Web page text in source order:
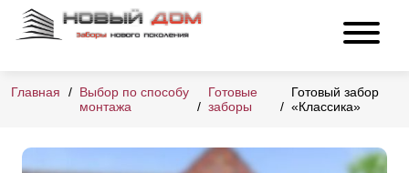
Главная
Выбор по способу
монтажа
Готовые
заборы
Готовый забор
«Классика»